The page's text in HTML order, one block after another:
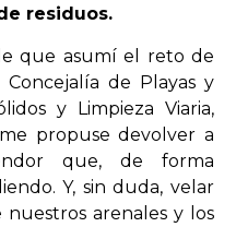
residuos.
que asumí el reto de
de Playas y
y Limpieza Viaria,
propuse devolver a
que, de forma
Y, sin duda, velar
arenales y los